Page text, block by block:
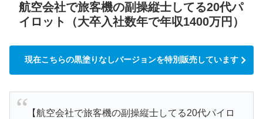
航空会社で旅客機の副操縦士してる20代パ
イロット（大卒入社数年で年収1400万円）
現在こちらの黒塗りなしバージョンを特別販売しています
【航空会社で旅客機の副操縦士してる20代パイロ